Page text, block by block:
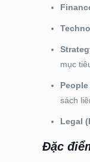
mục
sách
Legal
Đặc